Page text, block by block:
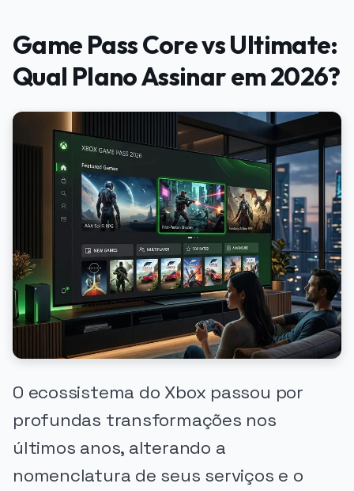
Game Pass Core vs Ultimate:
Qual Plano Assinar em 2026?
O ecossistema do Xbox passou por
profundas transformações nos
últimos anos, alterando a
nomenclatura de seus serviços e o